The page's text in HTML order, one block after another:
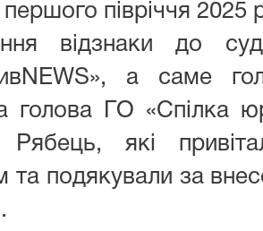
півріччя 2025
відзнаки до
а саме
голова ГО «Спілка
Рябець, які
та подякували за